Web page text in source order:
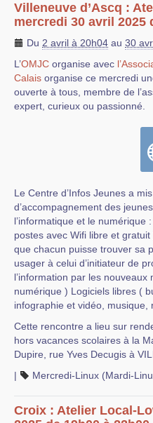
Villeneuve d’Ascq :
mercredi 30 avril 2025
Du 2 avril à 20h04 au 30
L’OMJC organise avec
Calais organise ce mercredi
ouverte à tous, membre de
expert, curieux ou passionné.
Le Centre d’Infos Jeunes a
d’accompagnement des
l’informatique et le numérique
postes avec Wifi libre et
que chacun puisse trouver sa
usager à celui d’initiateur de
l’information par les
numérique ) Logiciels libres (
infographie et vidéo,
Cette rencontre a lieu sur
hors vacances scolaires à la
Dupire, rue Yves Decugis à
|
Mercredi-Linux (Mardi-
Croix : Atelier Local-